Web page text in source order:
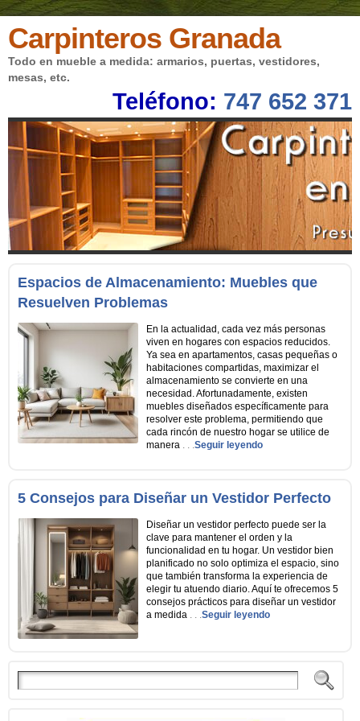
Carpinteros Granada
Todo en mueble a medida: armarios, puertas, vestidores,
mesas, etc.
Teléfono: 747 652 371
Espacios de Almacenamiento: Muebles que
Resuelven Problemas
En la actualidad, cada vez más personas
viven en hogares con espacios reducidos.
Ya sea en apartamentos, casas pequeñas o
habitaciones compartidas, maximizar el
almacenamiento se convierte en una
necesidad. Afortunadamente, existen
muebles diseñados específicamente para
resolver este problema, permitiendo que
cada rincón de nuestro hogar se utilice de
manera . . .Seguir leyendo
5 Consejos para Diseñar un Vestidor Perfecto
Diseñar un vestidor perfecto puede ser la
clave para mantener el orden y la
funcionalidad en tu hogar. Un vestidor bien
planificado no solo optimiza el espacio, sino
que también transforma la experiencia de
elegir tu atuendo diario. Aquí te ofrecemos 5
consejos prácticos para diseñar un vestidor
a medida . . .Seguir leyendo